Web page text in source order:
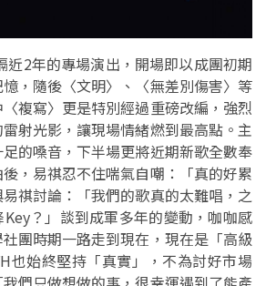
近2年的專場演出，開場即以成團初期
，隨後〈文明〉、〈無差別傷害〉等
複寫〉更是特別經過重磅改編，強烈
射光影，讓現場情緒燃到最高點。主
的嗓音，下半場更將近期新歌全數奉
，易祺忍不住喘氣自嘲：「真的好累
祺討論：「我們的歌真的太難唱，之
？」談到成軍多年的變動，咖咖感
團時期一路走到現在，現在是「高級
也始終堅持「真實」，不為討好市場